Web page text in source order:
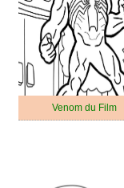
Venom du Film